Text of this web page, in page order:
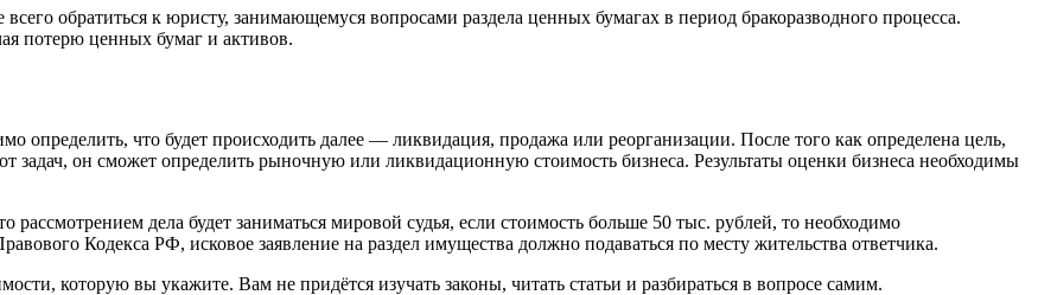
обратиться к юристу, занимающемуся вопросами раздела ценных бумагах в период бракоразводного процесса.
потерю ценных бумаг и активов.
определить, что будет происходить далее — ликвидация, продажа или реорганизации. После того как определена цель,
задач, он сможет определить рыночную или ликвидационную стоимость бизнеса. Результаты оценки бизнеса необходимы
дела будет заниматься мировой судья, если стоимость больше 50 тыс. рублей, то необходимо
Кодекса РФ, исковое заявление на раздел имущества должно подаваться по месту жительства ответчика.
которую вы укажите. Вам не придётся изучать законы, читать статьи и разбираться в вопросе самим.